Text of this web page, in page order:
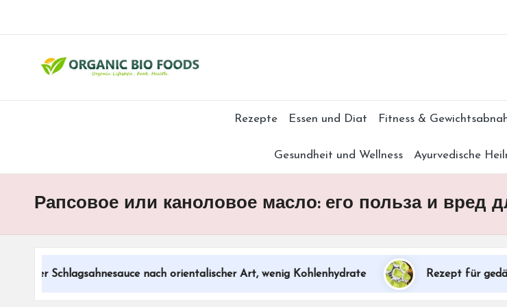
Rezepte Essen und Diat Fitness &
Gesundheit und Wellness Ayurvedische
Рапсовое или каноловое масло: его польза и вред
Schlagsahnesauce nach orientalischer Art, wenig Kohlenhydrate Rezept für